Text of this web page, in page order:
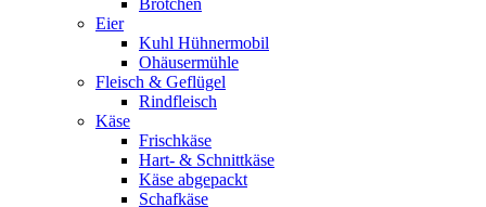
Brötchen
Eier
Kuhl Hühnermobil
Ohäusermühle
Fleisch & Geflügel
Rindfleisch
Käse
Frischkäse
Hart- & Schnittkäse
Käse abgepackt
Schafkäse